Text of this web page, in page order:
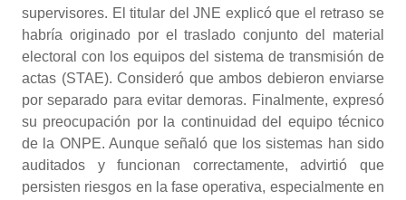
supervisores. El titular del JNE explicó que el retraso se
habría originado por el traslado conjunto del material
electoral con los equipos del sistema de transmisión de
actas (STAE). Consideró que ambos debieron enviarse
por separado para evitar demoras. Finalmente, expresó
su preocupación por la continuidad del equipo técnico
de la ONPE. Aunque señaló que los sistemas han sido
auditados y funcionan correctamente, advirtió que
persisten riesgos en la fase operativa, especialmente en